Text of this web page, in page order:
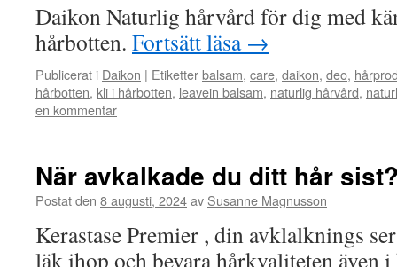
Daikon Naturlig hårvård för dig med
hårbotten. Fortsätt läsa →
Publicerat i Daikon | Etiketterbalsam, care, daikon, deo,
hårbotten, kli i hårbotten, leavein balsam, naturlig hårvård,
en kommentar
När avkalkade du ditt hår
Postat den 8 augusti, 2024av Susanne Magnusson
Kerastase Premier , din avklalknings
läk ihop och bevara hårkvaliteten